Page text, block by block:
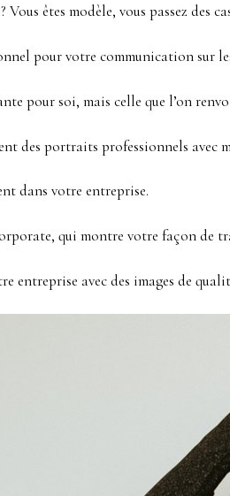
Vous êtes modèle, vous passez des
pour votre communication sur
pour soi, mais celle que l’on
des portraits professionnels
dans votre entreprise.
qui montre votre façon de
entreprise avec des images de